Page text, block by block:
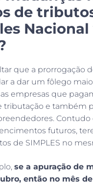
de
Nacional
que a prorrogação
a dar um fôlego
empresas que
tributação e também
Contudo
futuros,
de SIMPLES no
se a apuração de
então no mês